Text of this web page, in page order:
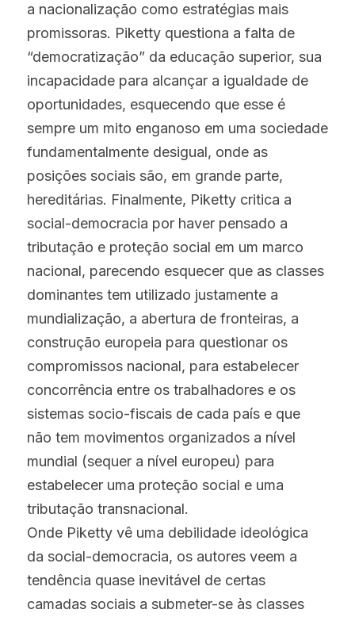
a nacionalização como estratégias mais
promissoras. Piketty questiona a falta de
“democratização” da educação superior, sua
incapacidade para alcançar a igualdade de
oportunidades, esquecendo que esse é
sempre um mito enganoso em uma sociedade
fundamentalmente desigual, onde as
posições sociais são, em grande parte,
hereditárias. Finalmente, Piketty critica a
social-democracia por haver pensado a
tributação e proteção social em um marco
nacional, parecendo esquecer que as classes
dominantes tem utilizado justamente a
mundialização, a abertura de fronteiras, a
construção europeia para questionar os
compromissos nacional, para estabelecer
concorrência entre os trabalhadores e os
sistemas socio-fiscais de cada país e que
não tem movimentos organizados a nível
mundial (sequer a nível europeu) para
estabelecer uma proteção social e uma
tributação transnacional.
Onde Piketty vê uma debilidade ideológica
da social-democracia, os autores veem a
tendência quase inevitável de certas
camadas sociais a submeter-se às classes